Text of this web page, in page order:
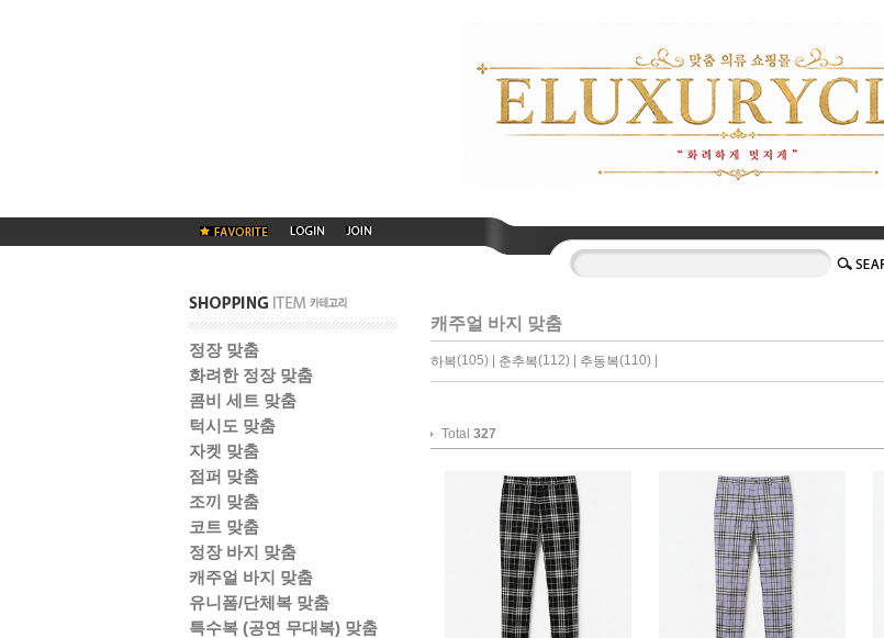
정장 맞춤
화려한 정장 맞춤
콤비 세트 맞춤
턱시도 맞춤
자켓 맞춤
점퍼 맞춤
조끼 맞춤
코트 맞춤
정장 바지 맞춤
캐주얼 바지 맞춤
유니폼/단체복 맞춤
특수복 (공연 무대복) 맞춤
캐주얼 바지 맞춤
하복(105) | 춘추복(112) | 추동복(110) |
Total 327